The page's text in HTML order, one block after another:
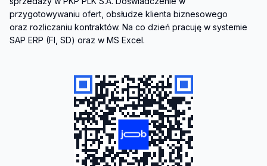
przygotowywaniu ofert, obsłudze klienta biznesowego
oraz rozliczaniu kontraktów. Na co dzień pracuję w systemie